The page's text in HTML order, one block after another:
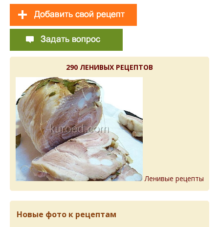
290 ЛЕНИВЫХ РЕЦЕПТОВ
Ленивые рецепты
Новые фото к рецептам